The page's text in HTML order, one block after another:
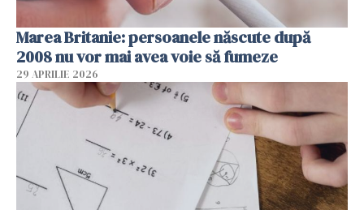
Marea Britanie: persoanele născute după
2008 nu vor mai avea voie să fumeze
29 APRILIE 2026